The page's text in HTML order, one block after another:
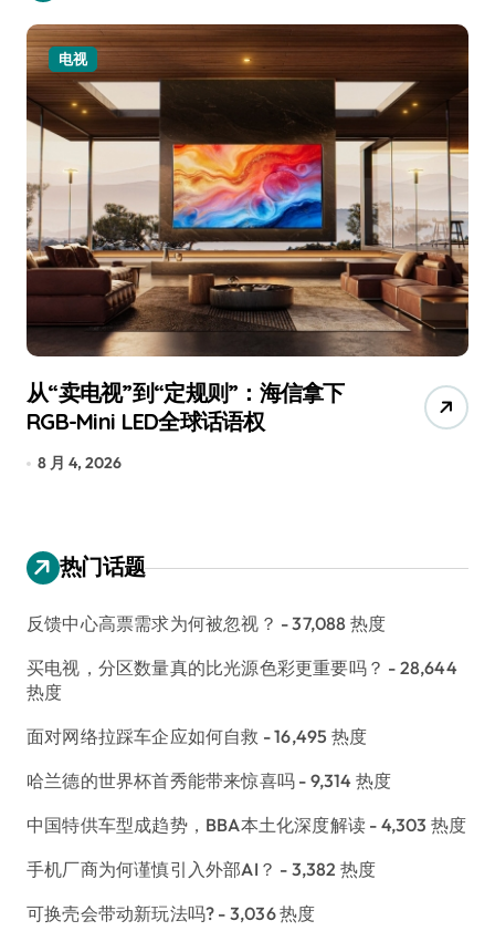
小家电
追觅、石头科技注意：你们的扫地机
已被美国认定为“战略武器”
7 月 30, 2026
热门话题
反馈中心高票需求为何被忽视？ - 37,088 热度
买电视，分区数量真的比光源色彩更重要吗？ - 28,644
热度
面对网络拉踩车企应如何自救 - 16,495 热度
哈兰德的世界杯首秀能带来惊喜吗 - 9,314 热度
中国特供车型成趋势，BBA本土化深度解读 - 4,303 热度
手机厂商为何谨慎引入外部AI？ - 3,382 热度
可换壳会带动新玩法吗? - 3,036 热度